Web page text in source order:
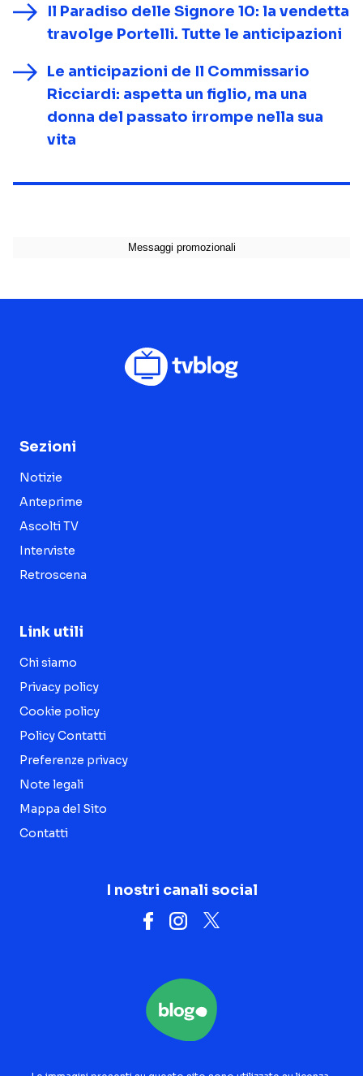
Il Paradiso delle Signore 10: la vendetta
travolge Portelli. Tutte le anticipazioni
Le anticipazioni de Il Commissario
Ricciardi: aspetta un figlio, ma una
donna del passato irrompe nella sua
vita
Sezioni
Notizie
Anteprime
Ascolti TV
Interviste
Retroscena
Link utili
Chi siamo
Privacy policy
Cookie policy
Policy Contatti
Preferenze privacy
Note legali
Mappa del Sito
Contatti
I nostri canali social